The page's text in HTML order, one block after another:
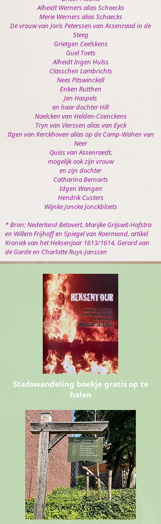
Alheidt Werners alias Schaecks
Merie Werners alias Schaecks
De vrouw van Joris Peterssen van Assenraad in de
Steeg
Grietgen Ceelskens
Guel Toets
Alheidt Ingen Hulss
Classchen Lambrichts
Nees Pitswinckell
Enken Rutthen
Jen Haspels
en haar dochter Hill
Naelcken van Helden-Coenckens
Tryn van Vierssen alias van Eyck
Itgen van Kerckhoven alias op de Camp-Wahen van
Neer
Quiss van Assenraedt,
mogelijk ook zijn vrouw
en zijn dochter
Catharina Bernarts
Idgen Wangen
Hendrik Custers
Wijnke Joncke Jonckbloets
* Bron: Nederland Betovert, Marijke Grijswit-Hofstra
en Willem Frijhoff en Spiegel van Roermond, artikel
Kroniek van het Heksenjaar 1613/1614, Gerard van
de Garde en Charlotte Ruys-Janssen
Stadswandeling boekje gratis op te
halen